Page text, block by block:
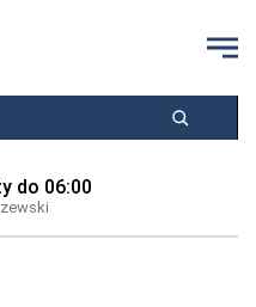
do 06:00